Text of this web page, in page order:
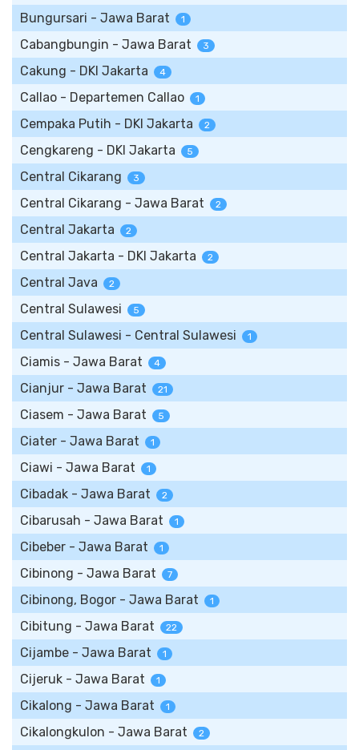
Bungursari - Jawa Barat 1
Cabangbungin - Jawa Barat 3
Cakung - DKI Jakarta 4
Callao - Departemen Callao 1
Cempaka Putih - DKI Jakarta 2
Cengkareng - DKI Jakarta 5
Central Cikarang 3
Central Cikarang - Jawa Barat 2
Central Jakarta 2
Central Jakarta - DKI Jakarta 2
Central Java 2
Central Sulawesi 5
Central Sulawesi - Central Sulawesi 1
Ciamis - Jawa Barat 4
Cianjur - Jawa Barat 21
Ciasem - Jawa Barat 5
Ciater - Jawa Barat 1
Ciawi - Jawa Barat 1
Cibadak - Jawa Barat 2
Cibarusah - Jawa Barat 1
Cibeber - Jawa Barat 1
Cibinong - Jawa Barat 7
Cibinong, Bogor - Jawa Barat 1
Cibitung - Jawa Barat 22
Cijambe - Jawa Barat 1
Cijeruk - Jawa Barat 1
Cikalong - Jawa Barat 1
Cikalongkulon - Jawa Barat 2